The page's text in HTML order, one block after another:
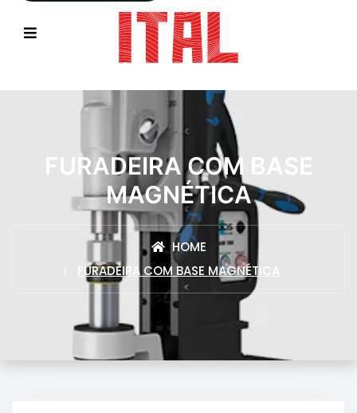
FURADEIRA COM BASE
MAGNÉTICA
HOME
FURADEIRA COM BASE MAGNÉTICA